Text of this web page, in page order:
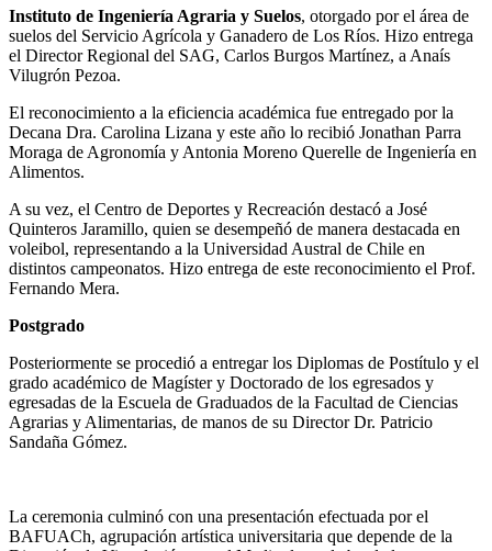
Instituto de Ingeniería Agraria y Suelos, otorgado por el área de
suelos del Servicio Agrícola y Ganadero de Los Ríos. Hizo entrega
el Director Regional del SAG, Carlos Burgos Martínez, a Anaís
Vilugrón Pezoa.
El reconocimiento a la eficiencia académica fue entregado por la
Decana Dra. Carolina Lizana y este año lo recibió Jonathan Parra
Moraga de Agronomía y Antonia Moreno Querelle de Ingeniería en
Alimentos.
A su vez, el Centro de Deportes y Recreación destacó a José
Quinteros Jaramillo, quien se desempeñó de manera destacada en
voleibol, representando a la Universidad Austral de Chile en
distintos campeonatos. Hizo entrega de este reconocimiento el Prof.
Fernando Mera.
Postgrado
Posteriormente se procedió a entregar los Diplomas de Postítulo y el
grado académico de Magíster y Doctorado de los egresados y
egresadas de la Escuela de Graduados de la Facultad de Ciencias
Agrarias y Alimentarias, de manos de su Director Dr. Patricio
Sandaña Gómez.
La ceremonia culminó con una presentación efectuada por el
BAFUACh, agrupación artística universitaria que depende de la